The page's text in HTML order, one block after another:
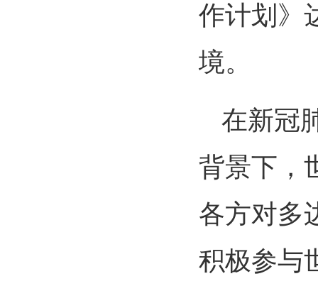
作计划》
境。
在新冠
背景下，
各方对多
积极参与